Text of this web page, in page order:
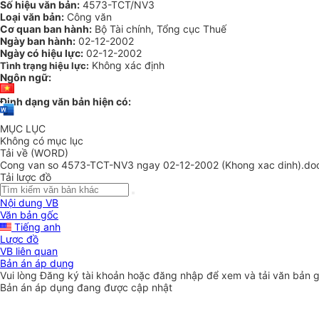
Số hiệu văn bản: 4573-TCT/NV3
Loại văn bản: Công văn
Cơ quan ban hành: Bộ Tài chính, Tổng cục Thuế
Ngày ban hành: 02-12-2002
Ngày có hiệu lực: 02-12-2002
Tình trạng hiệu lực: Không xác định
Ngôn ngữ:
Định dạng văn bản hiện có:
MỤC LỤC
Không có mục lục
Tải về (WORD)
Cong van so 4573-TCT-NV3 ngay 02-12-2002 (Khong xac
Tải lược đồ
Nội dung VB
Văn bản gốc
Tiếng anh
Lược đồ
VB liên quan
Bản án áp dụng
Vui lòngĐăng ký tài khoản hoặc đăng nhập để xem và tải văn bản
Bản án áp dụng đang được cập nhật